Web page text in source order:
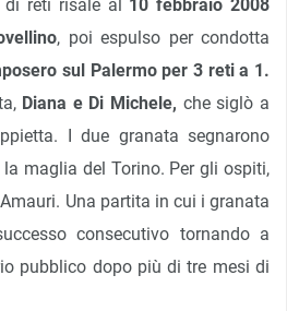
reti risale al 10 febbraio 2008
, poi espulso per condotta
sul Palermo per 3 reti a 1.
Diana e Di Michele, che siglò a
I due granata segnarono
maglia del Torino. Per gli ospiti,
Una partita in cui i granata
consecutivo tornando a
pubblico dopo più di tre mesi di